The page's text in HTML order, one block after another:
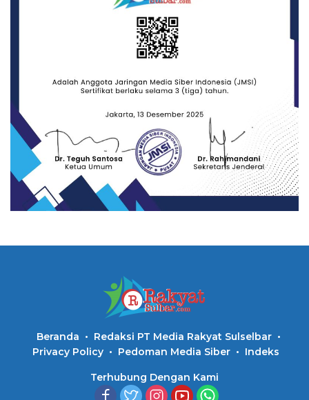
Beranda
Redaksi PT Media Rakyat Sulselbar
Privacy Policy
Pedoman Media Siber Indeks
Terhubung Dengan Kami